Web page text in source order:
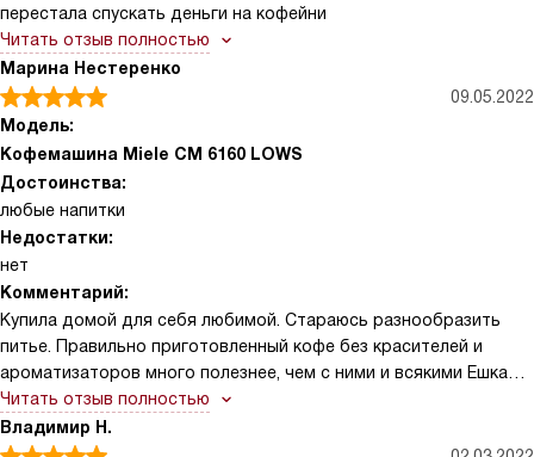
перестала спускать деньги на кофейни
Читать отзыв полностью
Марина Нестеренко
09.05.2022
Модель:
Кофемашина Miele CM 6160 LOWS
Достоинства:
любые напитки
Недостатки:
нет
Комментарий:
Купила домой для себя любимой. Стараюсь разнообразить
питье. Правильно приготовленный кофе без красителей и
ароматизаторов много полезнее, чем с ними и всякими Ешками
для усиления вкуса. У меня самой кофе получается не очень. Я
сроду готовила еду плошо. Нет чуйки, как у бабули. Вот она
когда готовит, то прямо с подъезда еще аппетит
Читать отзыв полностью
Владимир Н.